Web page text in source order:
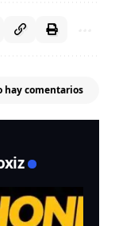
hay comentarios